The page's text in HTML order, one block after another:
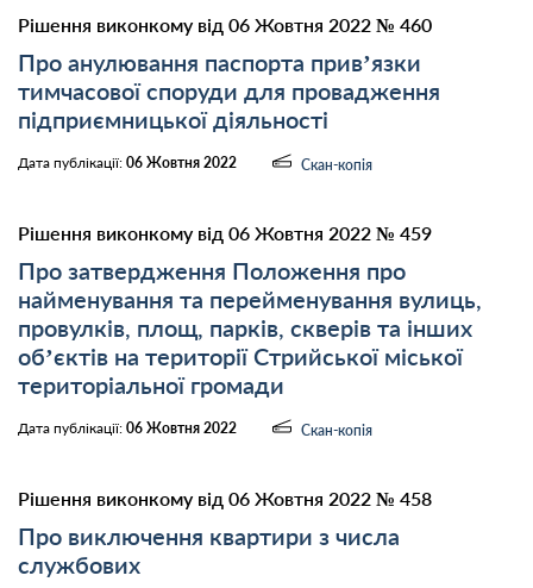
Рішення виконкому від 06 Жовтня 2022 № 460
Про анулювання паспорта прив’язки
тимчасової споруди для провадження
підприємницької діяльності
Дата публікації: 06 Жовтня 2022 Скан-копія
Рішення виконкому від 06 Жовтня 2022 № 459
Про затвердження Положення про
найменування та перейменування вулиць,
провулків, площ, парків, скверів та інших
об’єктів на території Стрийської міської
територіальної громади
Дата публікації: 06 Жовтня 2022 Скан-копія
Рішення виконкому від 06 Жовтня 2022 № 458
Про виключення квартири з числа
службових